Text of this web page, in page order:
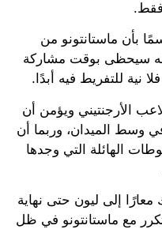
بأن ماستانتونو من
سيحظى بوقت مشاركة
نية للتفريط فيه أبدًا.
الأرجنتيني ويؤمن أن
وسط الميدان، وربما أن
الهائلة التي وجدها
إلى ليون حتى نهاية
مع ماستانتونو في ظل